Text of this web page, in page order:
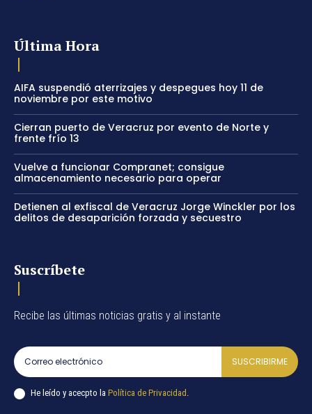
Última Hora
AIFA suspendió aterrizajes y despegues hoy 11 de
noviembre por este motivo
Cierran puerto de Veracruz por evento de Norte y
frente frío 13
Vuelve a funcionar Compranet; consigue
almacenamiento necesario para operar
Detienen al exfiscal de Veracruz Jorge Winckler por los
delitos de desaparición forzada y secuestro
Suscríbete
Recibe las últimas noticias gratis y al instante
SUSCRIBIRME
He leído y acecpto la Política de Privacidad .